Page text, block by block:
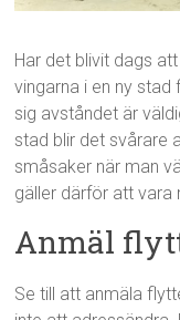
Har det blivit dags
vingarna i en ny stad
sig avståndet är
stad blir det svårare
småsaker när man
gäller därför att vara
Anmäl
Se till att anmäla